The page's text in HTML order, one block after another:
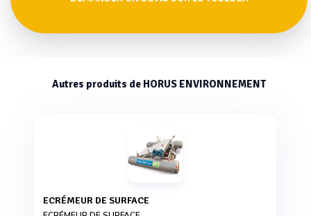
Autres produits de HORUS ENVIRONNEMENT
ECRÉMEUR DE SURFACE